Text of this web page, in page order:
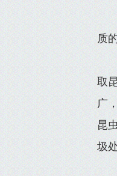
质
取
广
昆
圾